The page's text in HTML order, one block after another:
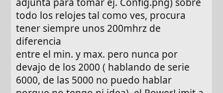
todo los relojes tal como ves, procura
tener siempre unos 200mhrz de
diferencia
entre el min. y max. pero nunca por
devajo de los 2000 ( hablando de serie
6000, de las 5000 no puedo hablar